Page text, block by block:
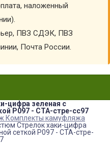
наложенный
ПВЗ СДЭК, ПВЗ
Почта России.
цифра зеленая с
Р097 - СТА-стре-сс97
Комплекты камуфляжа
Стрелок хаки-цифра
сеткой Р097 - СТА-стре-